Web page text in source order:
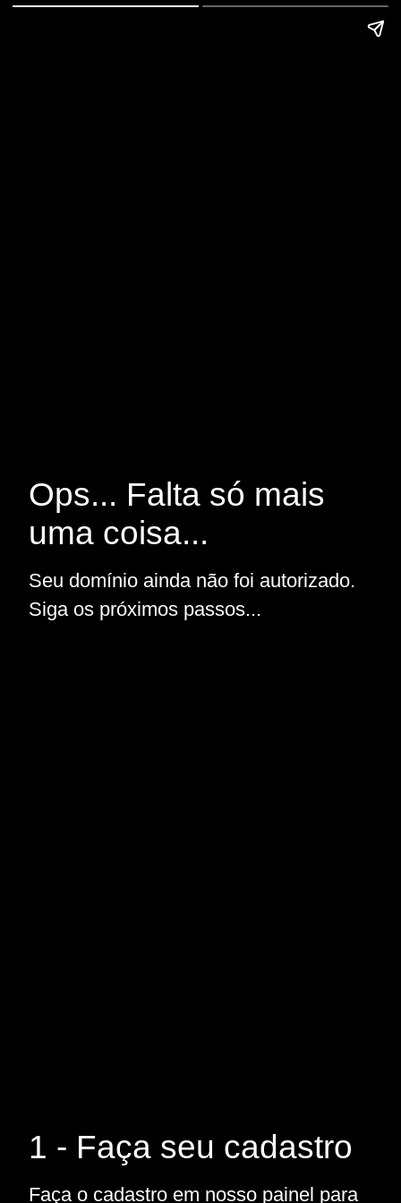
Ops... Falta só mais
uma coisa...
Seu domínio ainda não foi autorizado.
Siga os próximos passos...
1 - Faça seu cadastro
Faça o cadastro em nosso painel para